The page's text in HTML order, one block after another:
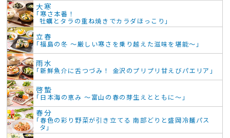
大寒
「寒さ本番！
牡蠣とタラの重ね焼きでカラダほっこり」
立春
「福島の冬 ～厳しい寒さを乗り越えた滋味を堪能～」
雨水
「新鮮魚介に舌つづみ！ 金沢のプリプリ甘えびパエリア」
啓蟄
「日本海の恵み ～富山の春の芽生えとともに～」
春分
「春色の彩り野菜が引き立てる 南部どりと盛岡冷麺パス
タ」